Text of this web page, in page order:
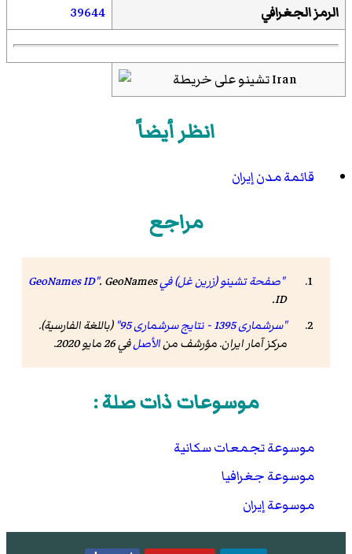
الرمز الجغرافي
39644
انظر أيضاً
قائمة مدن إيران
مراجع
"صفحة تشينو (زرين غل) في GeoNames ID" . GeoNames
ID
.
"سرشماری 1395 - نتایج سرشماری 95"
(باللغة الفارسية).
مرکز آمار ایران. مؤرشف منالأصلفي 26 مايو 2020 .
موسوعات ذات صلة :
موسوعة تجمعات سكانية
موسوعة جغرافيا
موسوعة إيران